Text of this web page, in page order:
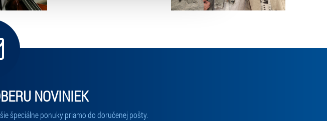
NOVINIEK
špeciálne ponuky priamo do doručenej pošty.